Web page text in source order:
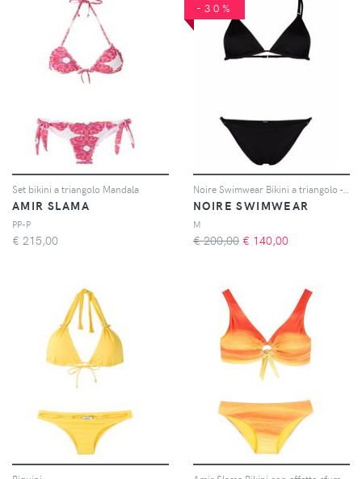
Set bikini a triangolo Mandala
AMIR SLAMA
PP-P
€ 215,00
-30%
NOIRE SWIMWEAR
M
€ 200,00 € 140,00